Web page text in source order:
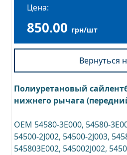
Цена:
850.00 грн/шт
Вернуться
Полиуретановый
нижнего рычага
OEM 54580-3E000, 54580-
54500-2J002, 54500-2J003,
545803E002, 545002J002,